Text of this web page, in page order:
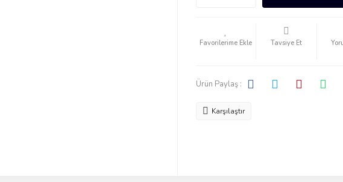
Tavsiye Et
Ürün Paylaş :
Karşılaştır